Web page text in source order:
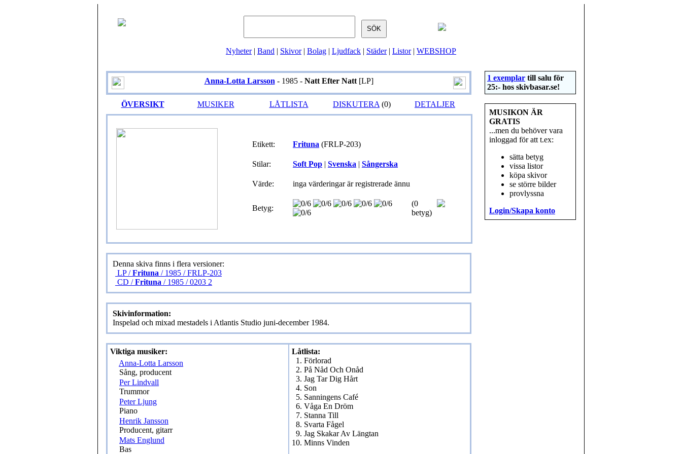
Nyheter| Band | Skivor| Bolag | Ljudfack | Städer| Listor| WEBSHOP
Anna-Lotta Larsson - 1985 - Natt Efter Natt[LP]
ÖVERSIKT MUSIKER LÅTLISTA DISKUTERA (0) DETALJER
Etikett: Frituna (FRLP-203)
Stilar: Soft Pop | Svenska | Sångerska
Värde: inga värderingar är registrerade ännu
Betyg:
(0
betyg)
Denna skiva finns i flera versioner:
LP /Frituna / 1985 / FRLP-203
CD /Frituna / 1985 / 0203 2
Skivinformation:
Inspelad och mixad mestadels i Atlantis Studio juni-december 1984.
Viktiga musiker:
Anna-Lotta Larsson
Sång, producent
Per Lindvall
Trummor
Peter Ljung
Piano
Henrik Jansson
Producent, gitarr
Mats Englund
Bas
Låtlista:
1. Förlorad
2. På Nåd Och Onåd
3. Jag Tar Dig Hårt
4. Son
5. Sanningens Café
6. Våga En Dröm
7. Stanna Till
8. Svarta Fågel
9. Jag Skakar Av Längtan
10. Minns Vinden
1 exemplar till salu för
25:- hos skivbasar.se!
MUSIKON ÄR
GRATIS
...men du behöver vara
inloggad för att t.ex:
sätta betyg
vissa listor
köpa skivor
se större bilder
provlyssna
Login/Skapa konto